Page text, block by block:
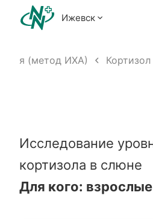
Ижевск
(метод ИХА)
Исследование
кортизола в слюне
Для кого: